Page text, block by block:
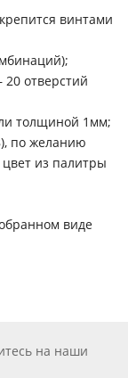
винтами
отверстий
толщиной 1мм;
по желанию
цвет из палитры
виде
на наши